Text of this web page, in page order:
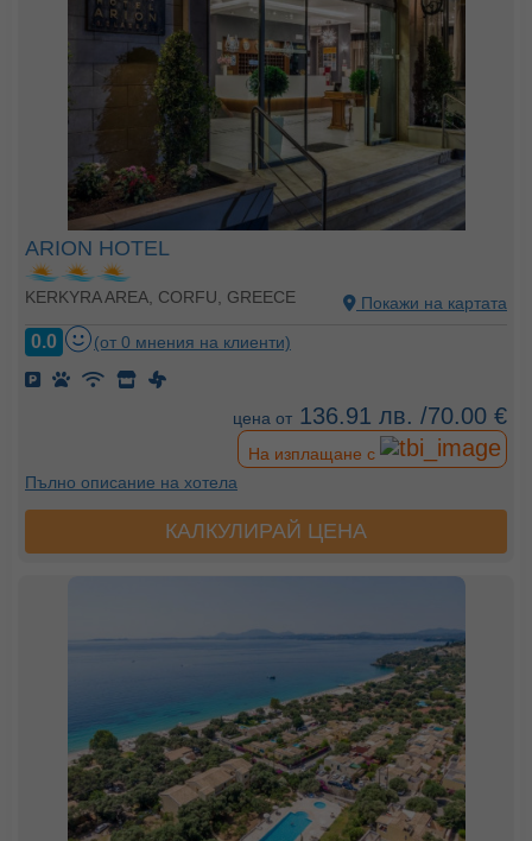
ARION HOTEL
KERKYRA AREA, CORFU, GREECE Покажи на картата
0.0 (от 0 мнения на клиенти)
цена от 136.91 лв. /70.00 €
На изплащане с
Пълно описание на хотела
КАЛКУЛИРАЙ ЦЕНА